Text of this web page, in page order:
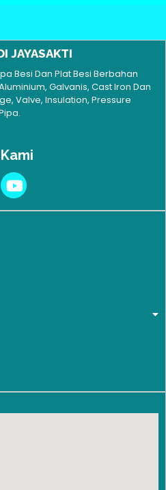
JAYASAKTI
Besi Dan Plat Besi Berbahan
Galvanis, Cast Iron Dan
Valve, Insulation, Pressure